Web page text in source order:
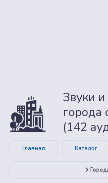
Звуки
города
(142
Главная Каталог